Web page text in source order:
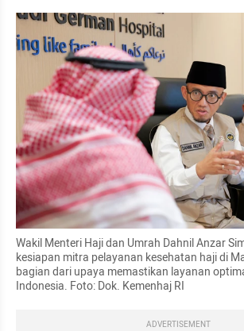
Wakil Menteri Haji dan Umrah Dahnil Anzar
kesiapan mitra pelayanan kesehatan haji di
bagian dari upaya memastikan layanan
Indonesia. Foto: Dok. Kemenhaj RI
ADVERTISEMENT